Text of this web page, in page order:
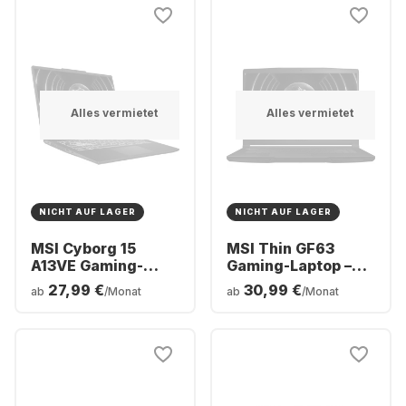
Alles vermietet
NICHT AUF LAGER
MSI Cyborg 15
A13VE Gaming-
Laptop - Intel®
Core™ i5-13420H -
ab 27,99 €/Monat
Alles vermietet
NICHT AUF LAGER
MSI Thin GF63
Gaming-Laptop –
Intel® Core™ i5-
12450H – 16 GB –
ab 30,99 €/Monat